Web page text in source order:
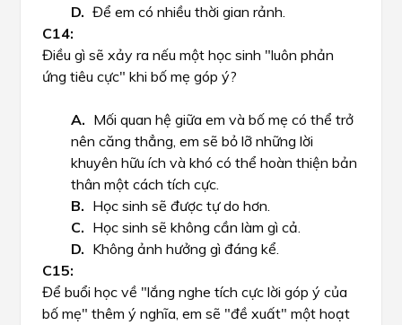
Để em có nhiều thời gian rảnh.
Điều gì sẽ xảy ra nếu một học sinh "luôn phản
ứng tiêu cực" khi bố mẹ góp ý?
Mối quan hệ giữa em và bố mẹ có thể trở
nên căng thẳng, em sẽ bỏ lỡ những lời
khuyên hữu ích và khó có thể hoàn thiện bản
thân một cách tích cực.
Học sinh sẽ được tự do hơn.
Học sinh sẽ không cần làm gì cả.
Không ảnh hưởng gì đáng kể.
Để buổi học về "lắng nghe tích cực lời góp ý của
bố mẹ" thêm ý nghĩa, em sẽ "đề xuất" một hoạt